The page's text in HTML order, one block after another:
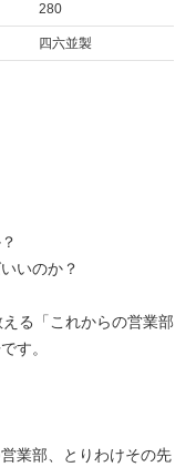
280
四六並製
いのか？
る「これからの営業部
す。
業部、とりわけその先